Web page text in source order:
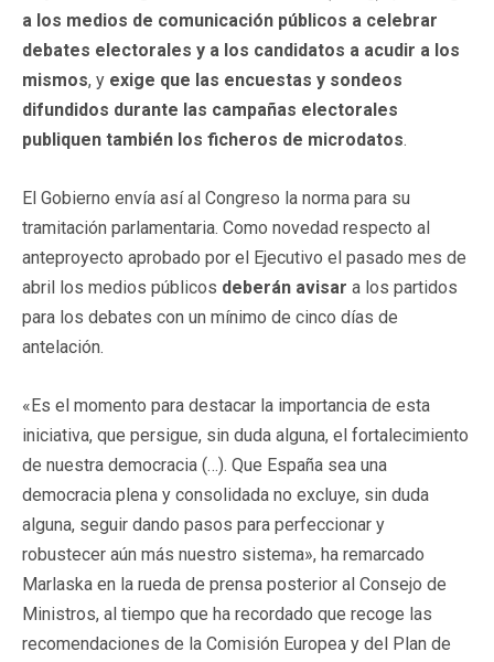
a los medios de comunicación públicos a celebrar
debates electorales y a los candidatos a acudir a los
mismos, y exige que las encuestas y sondeos
difundidos durante las campañas electorales
publiquen también los ficheros de microdatos.
El Gobierno envía así al Congreso la norma para su
tramitación parlamentaria. Como novedad respecto al
anteproyecto aprobado por el Ejecutivo el pasado mes de
abril los medios públicos deberán avisar a los partidos
para los debates con un mínimo de cinco días de
antelación.
«Es el momento para destacar la importancia de esta
iniciativa, que persigue, sin duda alguna, el fortalecimiento
de nuestra democracia (…). Que España sea una
democracia plena y consolidada no excluye, sin duda
alguna, seguir dando pasos para perfeccionar y
robustecer aún más nuestro sistema», ha remarcado
Marlaska en la rueda de prensa posterior al Consejo de
Ministros, al tiempo que ha recordado que recoge las
recomendaciones de la Comisión Europea y del Plan de